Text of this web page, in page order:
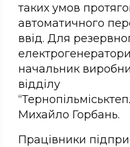
таких умов
автоматичного
ввід. Для
начальник
відділу
Михайло Горбань.
Працівники